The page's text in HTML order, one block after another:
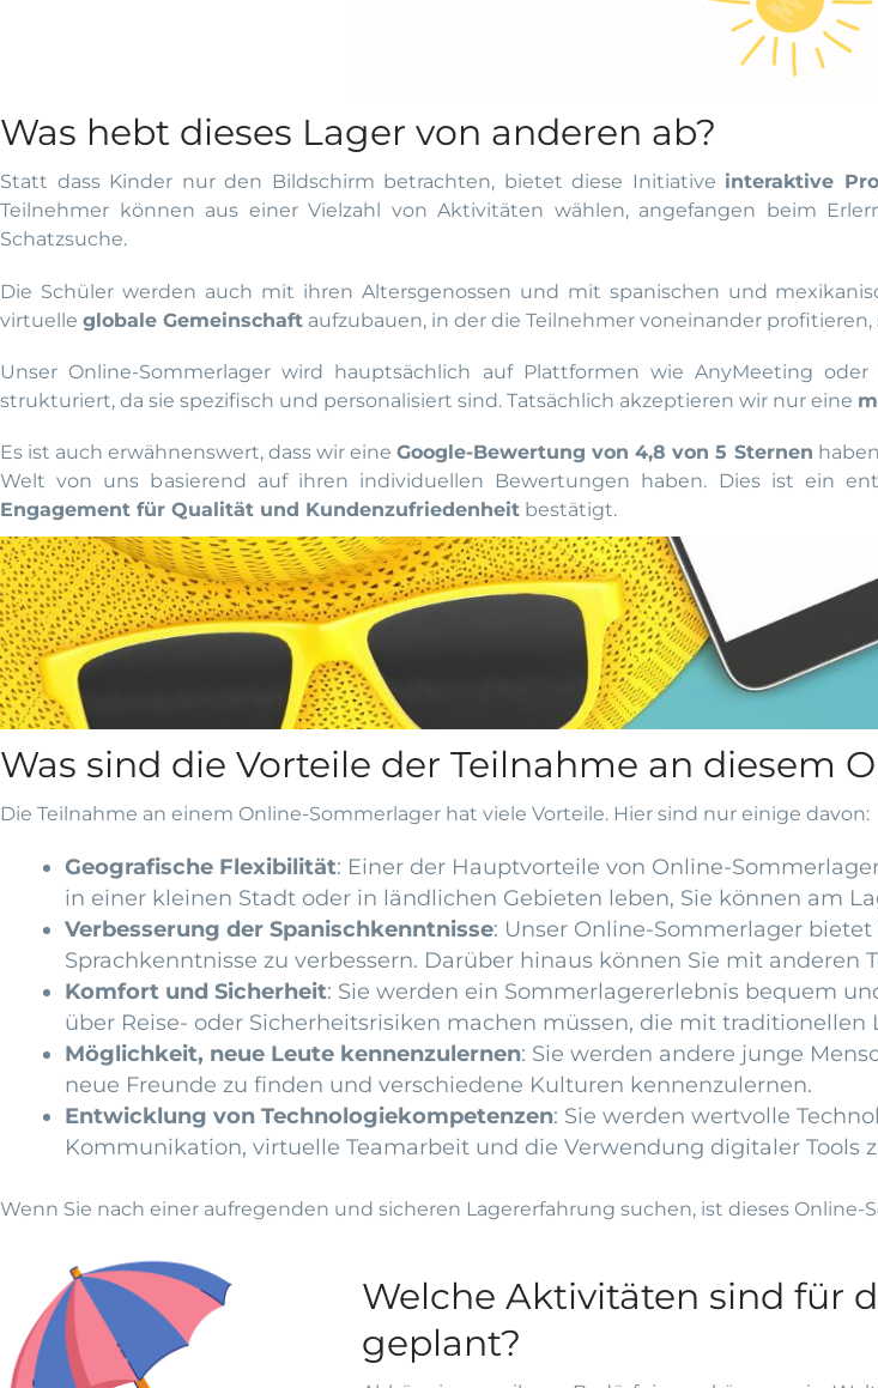
Was hebt dieses Lager von anderen ab?
Statt dass Kinder nur den Bildschirm betrachten, bietet diese Initiative interaktive
Teilnehmer können aus einer Vielzahl von Aktivitäten wählen, angefangen beim
Schatzsuche.
Die Schüler werden auch mit ihren Altersgenossen und mit spanischen und
virtuelle globale Gemeinschaft aufzubauen, in der die Teilnehmer voneinander
Unser Online-Sommerlager wird hauptsächlich auf Plattformen wie AnyMeeting
strukturiert, da sie spezifisch und personalisiert sind. Tatsächlich akzeptieren wir nur eine
Es ist auch erwähnenswert, dass wir eineGoogle-Bewertung von 4,8 von 5 Sternen
Welt von uns basierend auf ihren individuellen Bewertungen haben. Dies ist ein
Engagement für Qualität und Kundenzufriedenheit bestätigt.
Was sind die Vorteile der Teilnahme an diesem
Die Teilnahme an einem Online-Sommerlager hat viele Vorteile. Hier sind nur einige davon:
Geografische Flexibilität: Einer der Hauptvorteile von Online-
in einer kleinen Stadt oder in ländlichen Gebieten leben, Sie können am
Verbesserung der Spanischkenntnisse: Unser Online-Sommerlager
Sprachkenntnisse zu verbessern. Darüber hinaus können Sie mit
Komfort und Sicherheit: Sie werden ein Sommerlagererlebnis bequem
über Reise- oder Sicherheitsrisiken machen müssen, die mit traditionellen
Möglichkeit, neue Leute kennenzulernen: Sie werden andere junge
neue Freunde zu finden und verschiedene Kulturen kennenzulernen.
Entwicklung von Technologiekompetenzen: Sie werden wertvolle
Kommunikation, virtuelle Teamarbeit und die Verwendung digitaler Tools
Wenn Sie nach einer aufregenden und sicheren Lagererfahrung suchen, ist dieses Online-
Welche Aktivitäten sind für
geplant?